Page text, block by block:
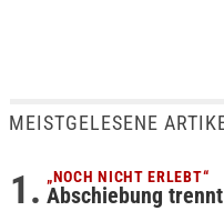
MEISTGELESENE
„NOCH NICHT ERLEBT“
Abschiebung